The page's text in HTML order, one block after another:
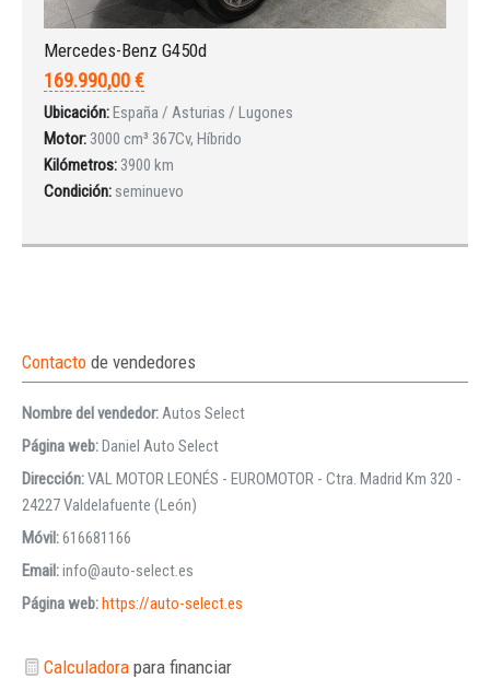
Mercedes-Benz G450d
169.990,00 €
Ubicación:España / Asturias / Lugones
Motor: 3000 cm³ 367Cv, Híbrido
Kilómetros: 3900 km
Condición: seminuevo
Contacto de vendedores
Nombre del vendedor:Autos Select
Página web:Daniel Auto Select
Dirección:VAL MOTOR LEONÉS - EUROMOTOR - Ctra. Madrid Km 320 -
24227 Valdelafuente (León)
Móvil:616681166
Email:info@auto-select.es
Página web:https://auto-select.es
Calculadorapara financiar